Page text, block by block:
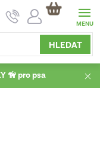
HLEDAT
NÁKUPNÍ
KOŠÍK
🦮 pro psa